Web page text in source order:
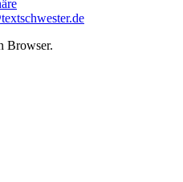
Browser.